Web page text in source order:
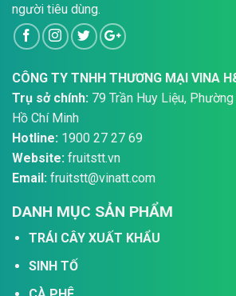
người tiêu dùng.
CÔNG TY TNHH THƯƠNG MẠI VINA
Trụ sở chính: 79 Trần Huy Liệu, Phường
Hồ Chí Minh
Hotline: 1900 27 27 69
Website: fruitstt.vn
Email: fruitstt@vinatt.com
DANH MỤC SẢN PHẨM
TRÁI CÂY XUẤT KHẨU
SINH TỐ